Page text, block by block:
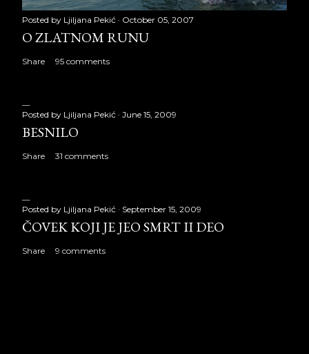
Posted by Ljiljana Pekić October 05, 2007
O ZLATNOM RUNU
Share 95 comments
Posted by Ljiljana Pekić June 15, 2009
BESNILO
Share 31 comments
Posted by Ljiljana Pekić September 15, 2009
ČOVEK KOJI JE JEO SMRT II DEO
Share 9 comments